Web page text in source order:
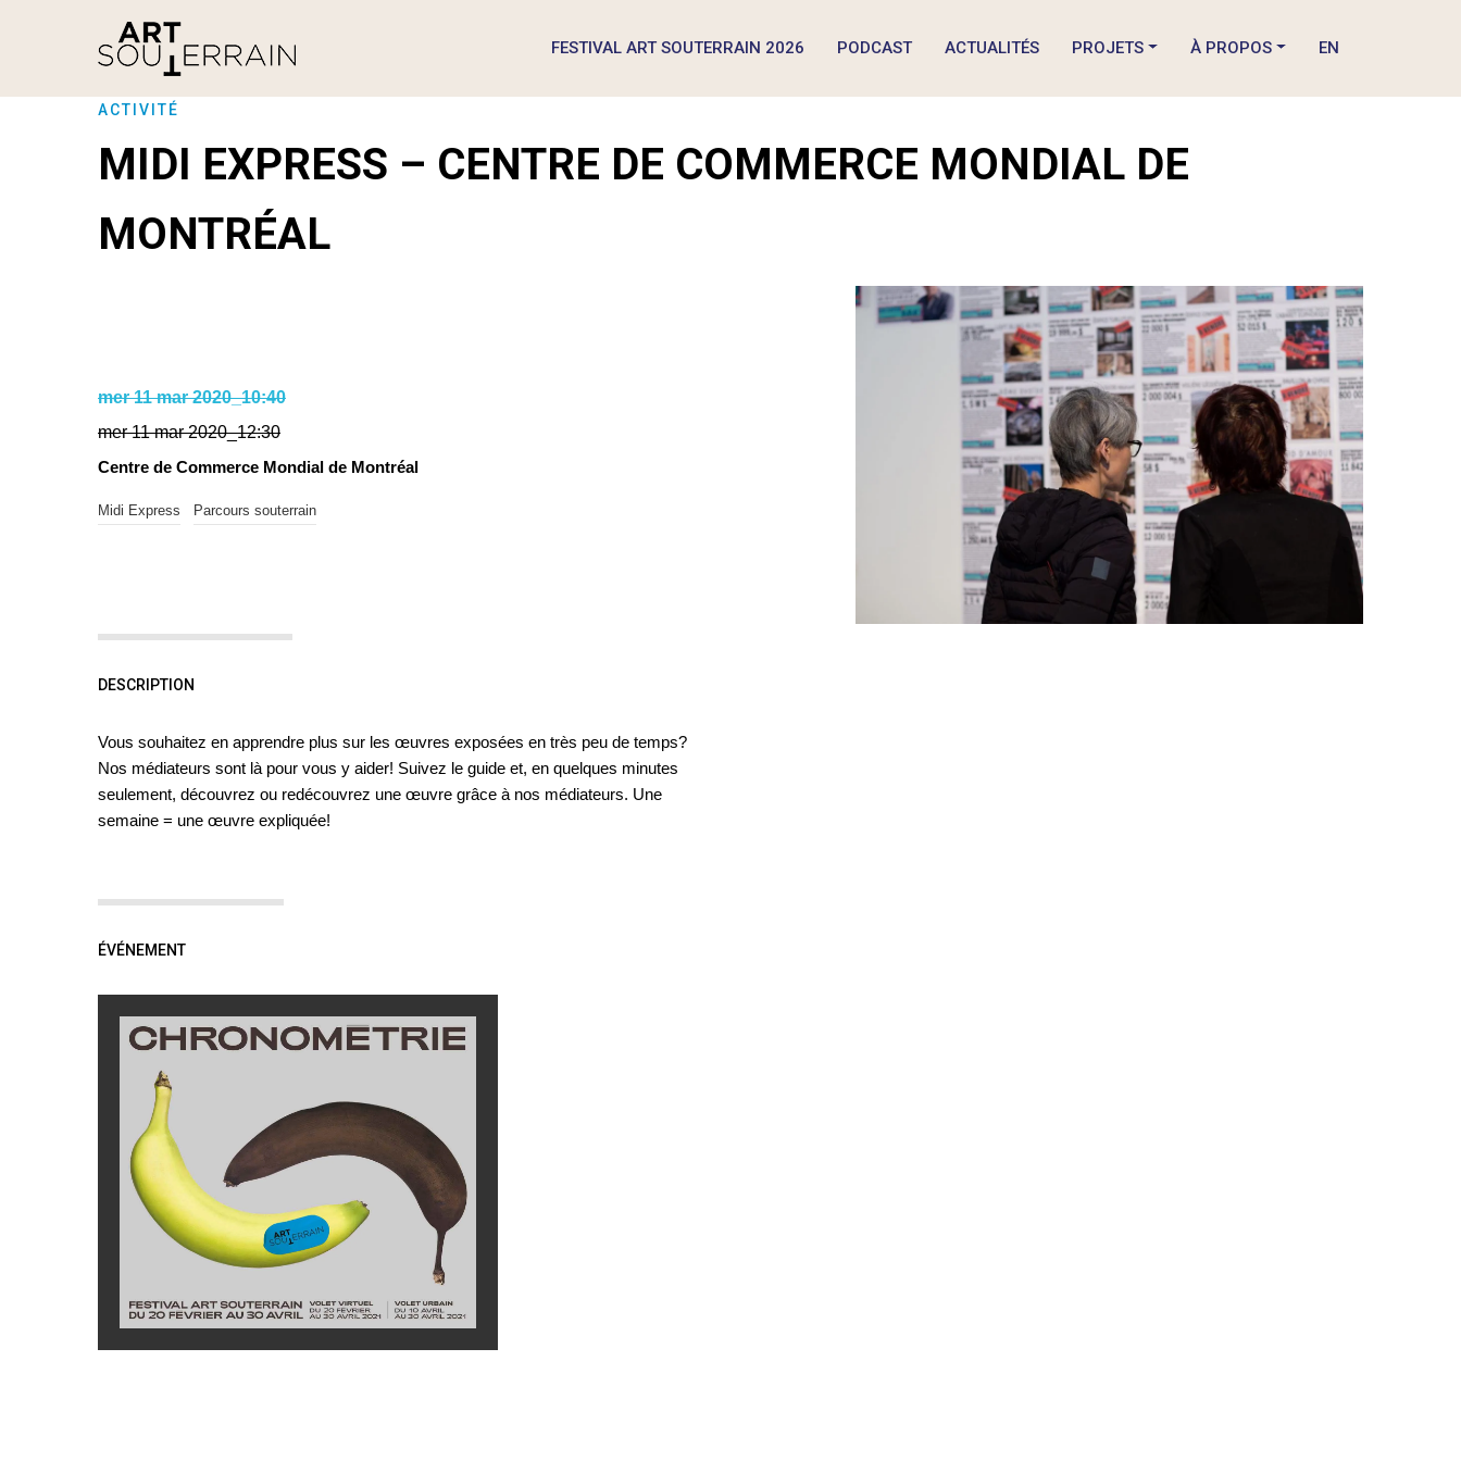
FESTIVAL ART SOUTERRAIN 2026 PODCAST ACTUALITÉS PROJETS À PROPOS EN
ACTIVITÉ
MIDI EXPRESS – CENTRE DE COMMERCE MONDIAL DE
MONTRÉAL
mer 11 mar 2020_10:40
mer 11 mar 2020_12:30
Centre de Commerce Mondial de Montréal
Midi Express Parcours souterrain
DESCRIPTION
Vous souhaitez en apprendre plus sur les œuvres exposées en très peu de temps?
Nos médiateurs sont là pour vous y aider! Suivez le guide et, en quelques minutes
seulement, découvrez ou redécouvrez une œuvre grâce à nos médiateurs. Une
semaine = une œuvre expliquée!
ÉVÉNEMENT